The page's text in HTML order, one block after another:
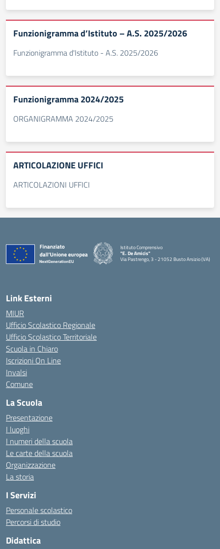
Funzionigramma d’Istituto – A.S. 2025/2026
Funzionigramma d'Istituto - A.S. 2025/2026
Funzionigramma 2024/2025
ORGANIGRAMMA 2024/2025
ARTICOLAZIONE UFFICI
ARTICOLAZIONI UFFICI
Istituto Comprensivo
"E. De Amicis"
Via Pastrengo, 3 - 21052 Busto Arsizio (VA)
Link Esterni
MIUR
Ufficio Scolastico Regionale
Ufficio Scolastico Territoriale
Scuola in Chiaro
Iscrizioni On Line
Invalsi
Comune
La Scuola
Presentazione
I luoghi
I numeri della scuola
Le carte della scuola
Organizzazione
La storia
I Servizi
Personale scolastico
Percorsi di studio
Didattica